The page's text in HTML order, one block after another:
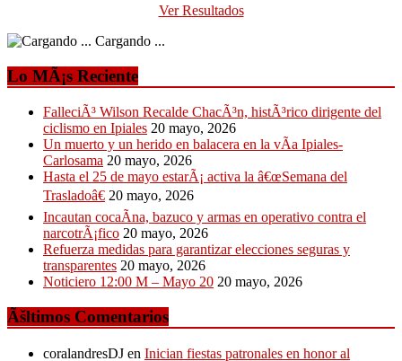
Ver Resultados
Cargando ...
Lo MÃ¡s Reciente
FalleciÃ³ Wilson Recalde ChacÃ³n, histÃ³rico dirigente del
ciclismo en Ipiales 20 mayo, 2026
Un muerto y un herido en balacera en la vÃ­a Ipiales-
Carlosama 20 mayo, 2026
Hasta el 25 de mayo estarÃ¡ activa la â€œSemana del
Trasladoâ€ 20 mayo, 2026
Incautan cocaÃ­na, bazuco y armas en operativo contra el
narcotrÃ¡fico 20 mayo, 2026
Refuerza medidas para garantizar elecciones seguras y
transparentes 20 mayo, 2026
Noticiero 12:00 M – Mayo 20 20 mayo, 2026
Ãšltimos Comentarios
coralandresDJ en Inician fiestas patronales en honor al